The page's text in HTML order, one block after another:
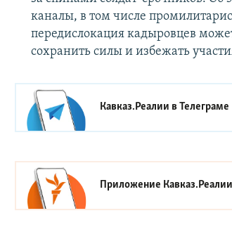
каналы, в том числе
передислокация кадыровцев
сохранить силы и избежать
Кавказ.Реалии вТелеграме
Приложение